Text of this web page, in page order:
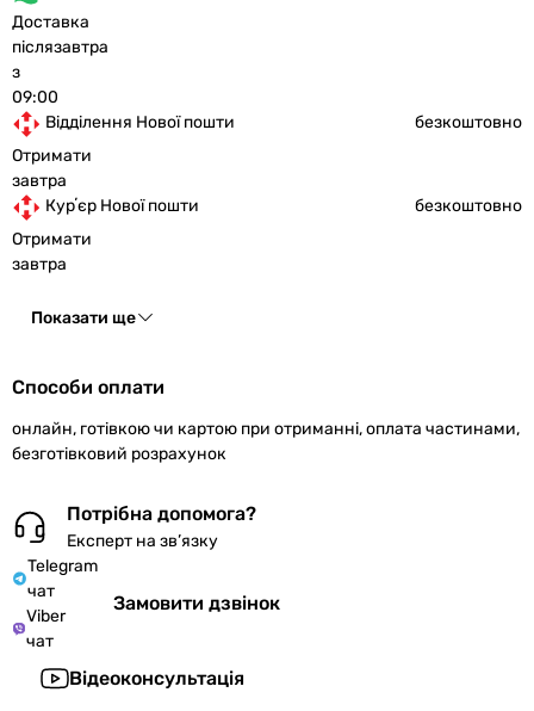
Доставка
післязавтра
з
09:00
Відділення Нової пошти
безкоштовно
Отримати
завтра
Курʼєр Нової пошти
безкоштовно
Отримати
завтра
Показати ще
Способи оплати
онлайн, готівкою чи картою при отриманні, оплата частинами,
безготівковий розрахунок
Потрібна допомога?
Експерт на зв’язку
Telegram
чат
Viber
чат
Замовити дзвінок
Відеоконсультація